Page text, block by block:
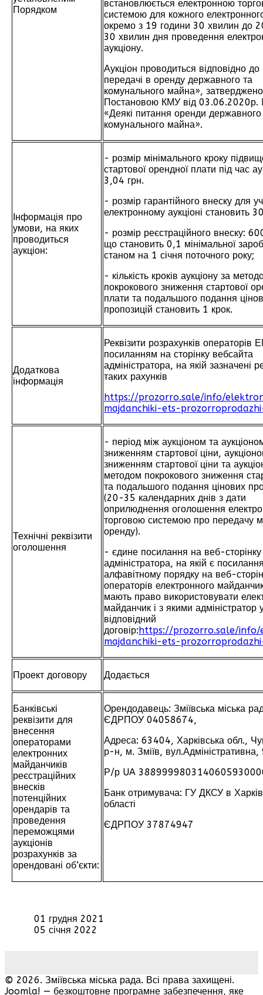
Порядком
встановлюється електронною
системою для кожного
окремо з 19 години 30 хвилин до
30 хвилин дня проведення
аукціону.
Аукціон проводиться відповідно
передачі в оренду державного та
комунального майна»,
Постановою КМУ від
«Деякі питання оренди державного
комунального майна».
Інформація про
умови, на яких
проводиться
аукціон:
- розмір мінімального кроку
стартової орендної плати під час
3,04 грн.
- розмір гарантійного внеску для
електронному аукціоні становить
- розмір реєстраційного внеску:
що становить 0,1 мінімальної
станом на 1 січня поточного року;
- кількість кроків аукціону за
покрокового зниження стартової
плати та подальшого подання
пропозицій становить 1 крок.
Додаткова
інформація
Реквізити розрахунків операторів
посиланням на сторінку вебсайта
адміністратора, на якій зазначені
таких рахунків
https://prozorro.sale/info/
majdanchiki-ets-
Технічні реквізити
оголошення
- період між аукціоном та
зниженням стартової ціни,
зниженням стартової ціни та
методом покрокового зниження
та подальшого подання цінових
(20-35 календарних днів з дати
оприлюднення оголошення
торговою системою про передачу
оренду).
- єдине посилання на веб-сторінку
адміністратора, на якій є
алфавітному порядку на веб-
операторів електронного
мають право використовувати
майданчик і з якими адміністратор
відповідний
договір: https://prozorro.sale/
majdanchiki-ets-
Проект договору Додається
Банківські
реквізити для
внесення
операторами
електронних
майданчиків
реєстраційних
внесків
потенційних
орендарів та
проведення
переможцями
аукціонів
розрахунків за
орендовані об’єкти:
Орендодавець: Зміївська міська
ЄДРПОУ 04058674,
Адреса: 63404, Харківська обл.,
р-н, м. Зміїв, вул.Адміністративна,
Р/р UA
Банк отримувача: ГУ ДКСУ в
області
ЄДРПОУ 37874947
01 грудня 2021
05 січня 2022
© 2026. Зміївська міська рада. Всі права захищені.
Joomla! — безкоштовне програмне забезпечення, яке